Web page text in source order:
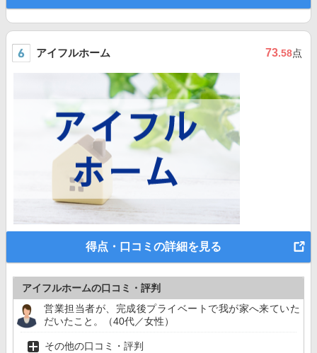
アイフルホーム 73.58点
得点・口コミの詳細を見る
アイフルホームの口コミ・評判
営業担当者が、完成後プライベートで我が家へ来ていた
だいたこと。（40代／女性）
その他の口コミ・評判